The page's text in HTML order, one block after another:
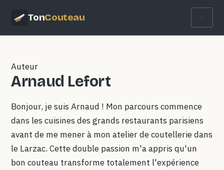
TonCouteau
Auteur
Arnaud Lefort
Bonjour, je suis Arnaud ! Mon parcours commence
dans les cuisines des grands restaurants parisiens
avant de me mener à mon atelier de coutellerie dans
le Larzac. Cette double passion m'a appris qu'un
bon couteau transforme totalement l'expérience